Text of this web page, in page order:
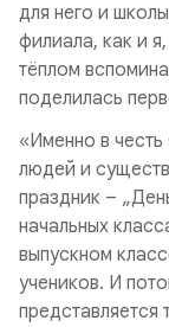
для него и
филиала, как и
тёплом
поделилась
«Именно в
людей и
праздник –
начальных
выпускном
учеников. И
представляется